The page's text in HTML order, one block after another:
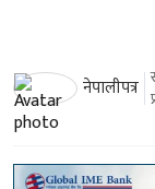
नेपालीपत्र